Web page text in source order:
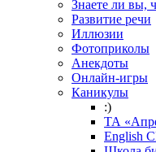
Знаете ли вы,
Развитие речи
Иллюзии
Фотоприколы
Анекдоты
Онлайн-игры
Каникулы
:)
ТА
English